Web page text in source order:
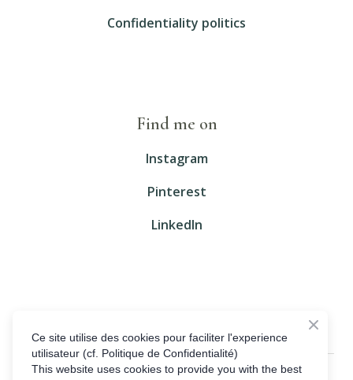
Confidentiality politics
Find me on
Instagram
Pinterest
LinkedIn
© Created by
Ce site utilise des cookies pour faciliter l'experience
utilisateur (cf. Politique de Confidentialité)
This website uses cookies to provide you with the best